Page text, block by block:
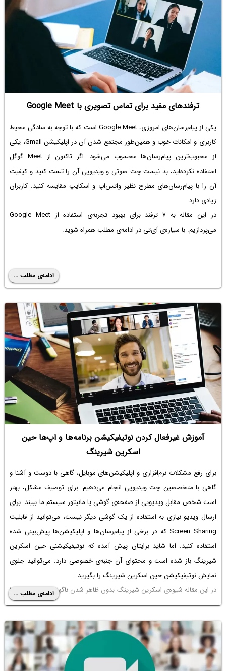
ترفندهای مفید برای تماس تصویری با Google Meet
یکی از پیام‌رسان‌های امروزی، Google Meet است که با توجه به سادگی محیط
کاربری و امکانات خوب و همین‌طور مجتمع شدن آن در اپلیکیشن Gmail، یکی
از محبوب‌ترین پیام‌رسان‌ها محسوب می‌شود. اگر تاکنون از Meet گوگل
استفاده نکرده‌اید، بد نیست چت صوتی و ویدیویی آن را تست کنید و کیفیت
آن را با پیام‌رسان‌های مطرح نظیر واتس‌اپ و اسکایپ مقایسه کنید. کاربران
زیادی دارد.
در این مقاله به ۷ ترفند برای بهبود تجربه‌ی استفاده از Google Meet
می‌پردازیم. با سیاره‌ی آی‌تی در ادامه‌ی مطلب همراه شوید.
ادامه‌ی مطلب ...
آموزش غیرفعال کردن نوتیفیکیشن برنامه‌ها و اپ‌ها حین
اسکرین شیرینگ
برای رفع مشکلات نرم‌افزاری و اپلیکیشن‌های موبایل، گاهی با دوست و آشنا و
گاهی با متخصصین چت ویدیویی انجام می‌دهیم. برای توصیف مشکل، بهتر
است شخص مقابل ویدیویی از صفحه‌ی گوشی یا مانیتور سیستم ما ببیند. برای
ارسال ویدیو نیازی به استفاده از یک گوشی دیگر نیست، می‌توانید از قابلیت
Screen Sharing که در برخی از پیام‌رسان‌ها و اپلیکیشن‌ها پیش‌بینی شده
استفاده کنید. اما شاید برایتان پیش آمده که نوتیفیکیشنی حین اسکرین
شیرینگ باز شده است و محتوای آن جنبه‌ی خصوصی دارد. می‌توانید جلوی
نمایش نوتیفیکیشن حین اسکرین شیرینگ را بگیرید.
در این مقاله شیوه‌ی اسکرین شیرینگ بدون ظاهر شدن ناگهانی نوتیفیکیشن‌ها
را بررسی می‌کنیم. با ما باشید.
ادامه‌ی مطلب ...